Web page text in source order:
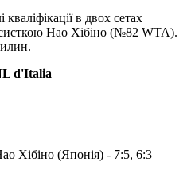
в двох сетах
Нао Хібіно (№82 ​​WTA).
d'Italia
Хібіно (Японія) - 7:5, 6:3